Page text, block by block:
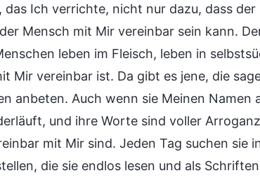
das Ich verrichte, nicht nur dazu, dass
Mensch mit Mir vereinbar sein kann.
leben im Fleisch, leben in
Mir vereinbar ist. Da gibt es jene, die
anbeten. Auch wenn sie Meinen Namen
und ihre Worte sind voller
mit Mir sind. Jeden Tag suchen sie
die sie endlos lesen und als